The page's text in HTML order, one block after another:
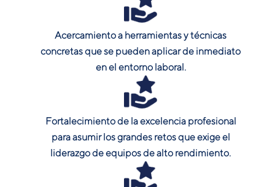
Acercamiento a herramientas y técnicas
concretas que se pueden aplicar de inmediato
en el entorno laboral.
Fortalecimiento de la excelencia profesional
para asumir los grandes retos que exige el
liderazgo de equipos de alto rendimiento.